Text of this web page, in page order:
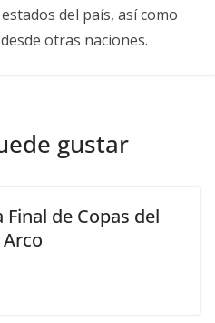
del país, así como
otras naciones.
gustar
Final de Copas del